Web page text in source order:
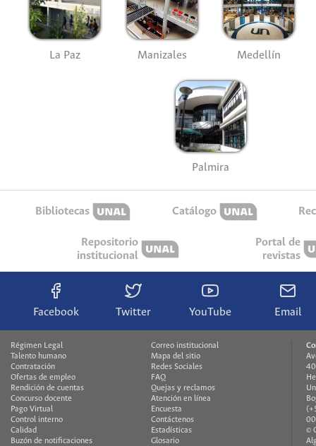
La Paz Manizales Medellín
Palmira
Bibliotecas Catálogo
Repositorio
institucional
Portal de
revistas
Facebook Twitter YouTube Email
Régimen Legal
Talento humano
Contratación
Ofertas de empleo
Rendición de cuentas
Concurso docente
Pago Virtual
Control interno
Calidad
Buzón de notificaciones
Correo institucional
Mapa del sitio
Redes Sociales
FAQ
Quejas y reclamos
Atención en línea
Encuesta
Contáctenos
Estadísticas
Glosario
©